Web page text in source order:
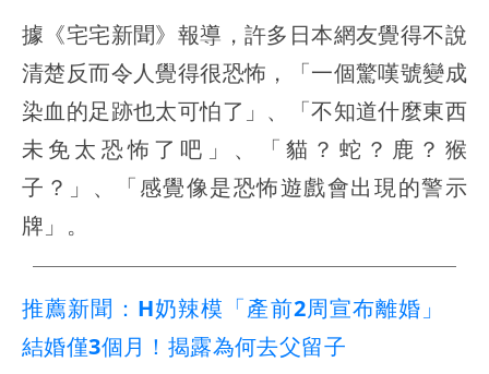
據《宅宅新聞》報導，許多日本網友覺得不說
清楚反而令人覺得很恐怖，「一個驚嘆號變成
染血的足跡也太可怕了」、「不知道什麼東西
未免太恐怖了吧」、「貓？蛇？鹿？猴
子？」、「感覺像是恐怖遊戲會出現的警示
牌」。
推薦新聞：H奶辣模「產前2周宣布離婚」
結婚僅3個月！揭露為何去父留子